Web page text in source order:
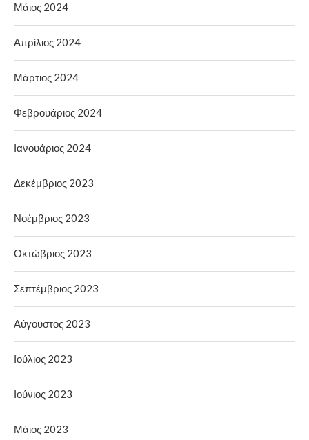
Μάιος 2024
Απρίλιος 2024
Μάρτιος 2024
Φεβρουάριος 2024
Ιανουάριος 2024
Δεκέμβριος 2023
Νοέμβριος 2023
Οκτώβριος 2023
Σεπτέμβριος 2023
Αύγουστος 2023
Ιούλιος 2023
Ιούνιος 2023
Μάιος 2023